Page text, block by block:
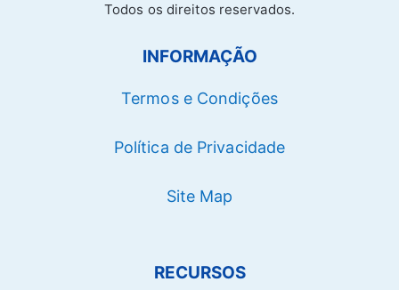
Todos os direitos reservados.
INFORMAÇÃO
Termos e Condições
Política de Privacidade
Site Map
RECURSOS